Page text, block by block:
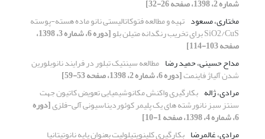
شماره 2، 1398، صفحه 26-32]
مختاری، مسعود تهیه و مطالعه فتوکاتالیستی نانو ماده هسته-پوسته
SiO2/CuS برای تخریب رنگدانه متیلن بلو [دوره 6، شماره 3، 1398،
صفحه 103-114]
مداح حسینی، حمید رضا مطالعه سینتیک تبلور در فرایند نانوبلورین
شدن آلیاژ فاینمت[دوره 6، شماره 2، 1398، صفحه 53-59]
مرادی، ژاله بکارگیری واکنش مکانوشیمیایی تعویض کاتیون جهت
سنتز سبز نانورشته های یک پلیمر کوئوردیناسیونی آلی-فلزی[دوره
6، شماره 4، 1398، صفحه 1-10]
مرادی، غالمرضا بکارگیری کلینوپتیلولیت بعنوان پایه نانوتیتانیا